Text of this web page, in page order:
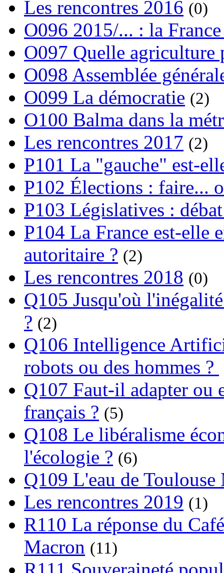
Les rencontres 2016 (0)
O096 2015/... : la
O097 Quelle agriculture
O098 Assemblée
O099 La démocratie (2)
O100 Balma dans la
Les rencontres 2017 (2)
P101 La "gauche" est-
P102 Élections : faire...
P103 Législatives :
P104 La France est-elle
autoritaire ? (2)
Les rencontres 2018 (0)
Q105 Jusqu'où
? (2)
Q106 Intelligence
robots ou des hommes ?
Q107 Faut-il adapter ou
français ? (5)
Q108 Le libéralisme
l'écologie ? (6)
Q109 L'eau de
Les rencontres 2019 (1)
R110 La réponse du
Macron (11)